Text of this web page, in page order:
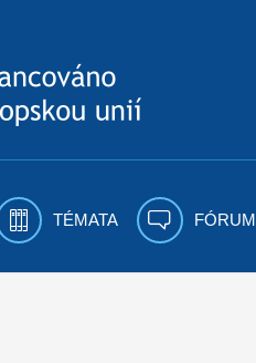
TÉMATA FÓRUM